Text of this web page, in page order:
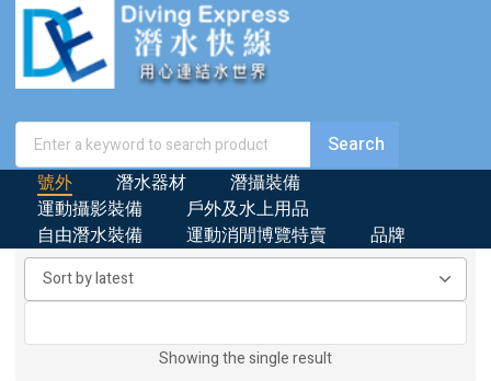
號外 潛水器材
潛攝裝備
運動攝影裝備
戶外及水上用品
自由潛水裝備
運動消閒博覽特賣 品牌
Showing the single result